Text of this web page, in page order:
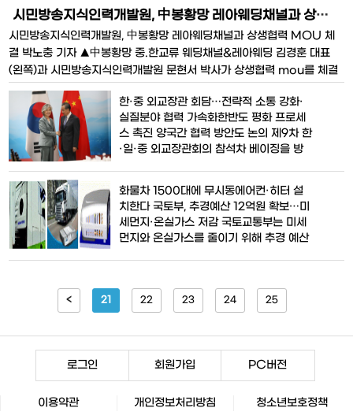
에 관한 협정(GSOMIA)』을 종료하기로
결정하였으며, 협정의 근거에 따라 연장 통
보시한 내에 외교경로를 통하여 일본정부
에 이를 통보할 예정
시민방송지식인력개발원, 中봉황망 레아웨딩채널과 상생협력 MOU 체결
시민방송지식인력개발원, 中봉황망 레아웨딩채널과 상생협력 MOU 체
결 박노충 기자 ▲中봉황망 중.한교류 웨딩채널&레아웨딩 김경훈 대표
(왼쪽)과 시민방송지식인력개발원 문현서 박사가 상생협력 mou를 체결
했다. ins[id^=aswift] {z-index:2147483645 !important;} [서
울=내외뉴스통신] 박노충 기한·중 외교장관 회담…전략적 소통 강화·
실질분야 협력 가속화한반도 평화 프로세
스 촉진 양국간 협력 방안도 논의 제9차 한
·일·중 외교장관회의 참석차 베이징을 방
회담을 갖고, 한·중 관계와 한·일·중 3국협
력 및 한반도·지역 정세 등 상호 관심사에
대해 심도 있는 의견을 교환했다고 외교부
가 밝혔다.20일 오후중국
화물차 1500대에 무시동에어컨·히터 설
치한다 국토부, 추경예산 12억원 확보…미
세먼지·온실가스 저감 국토교통부는 미세
먼지와 온실가스를 줄이기 위해 추경 예산
다.무시동에어컨·히터는 화물차 시동을 걸
지 않고도 냉·난방이 가능한 장치로 상·하
차 대기 중 또는 야간 휴식 중 공회전으로
발생하는 미세먼지를 줄이고 연료
< 21 22 23 24 25
로그인 회원가입 PC버전
이용약관 개인정보처리방침 청소년보호정책